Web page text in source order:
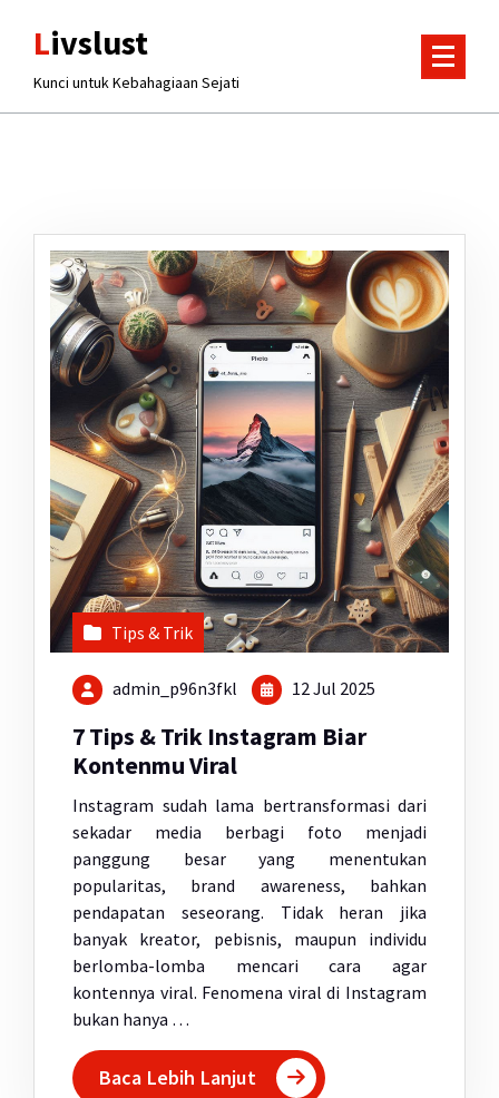
Livslust
Kunci untuk Kebahagiaan Sejati
Tips & Trik
admin_p96n3fkl 12 Jul 2025
7 Tips & Trik Instagram Biar
Kontenmu Viral
Instagram sudah lama bertransformasi dari
sekadar media berbagi foto menjadi
panggung besar yang menentukan
popularitas, brand awareness, bahkan
pendapatan seseorang. Tidak heran jika
banyak kreator, pebisnis, maupun individu
berlomba-lomba mencari cara agar
kontennya viral. Fenomena viral di Instagram
bukan hanya …
Baca Lebih Lanjut